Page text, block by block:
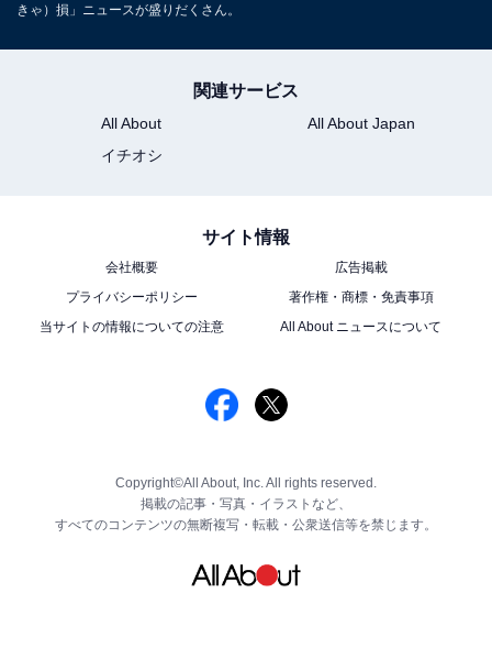
きゃ）損」ニュースが盛りだくさん。
関連サービス
All About
All About Japan
イチオシ
サイト情報
会社概要
広告掲載
プライバシーポリシー
著作権・商標・免責事項
当サイトの情報についての注意
All About ニュースについて
Copyright©All About, Inc. All rights reserved.
掲載の記事・写真・イラストなど、
すべてのコンテンツの無断複写・転載・公衆送信等を禁じます。